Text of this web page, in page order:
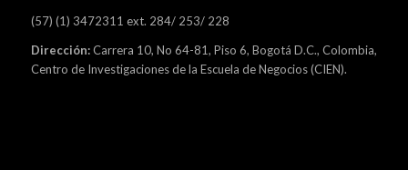
(57) (1) 3472311 ext. 284/ 253/ 228
Dirección:Carrera 10, No 64-81, Piso 6, Bogotá D.C., Colombia,
Centro de Investigaciones de la Escuela de Negocios (CIEN).